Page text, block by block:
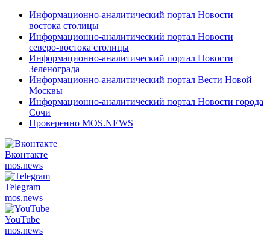
Информационно-аналитический портал Новости
востока столицы
Информационно-аналитический портал Новости
северо-востока столицы
Информационно-аналитический портал Новости
Зеленограда
Информационно-аналитический портал Вести Новой
Москвы
Информационно-аналитический портал Новости города
Сочи
Проверенно MOS.NEWS
Вконтакте
mos.news
Telegram
mos.news
YouTube
mos.news